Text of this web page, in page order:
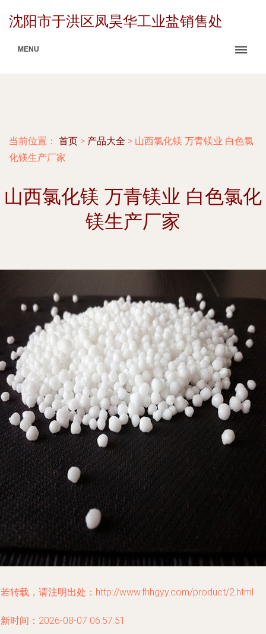
沈阳市于洪区凤昊华工业盐销售处
MENU
当前位置： 首页 > 产品大全 > 山西氯化镁 万青镁业 白色氯
化镁生产厂家
山西氯化镁 万青镁业 白色氯化
镁生产厂家
转载，请注明出处：http://www.fhhgyy.com/product/2.html
时间：2026-08-07 06:57:51